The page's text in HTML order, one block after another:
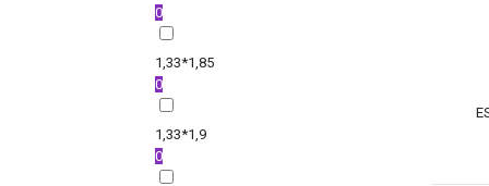
0
1,33*1,85
0
1,33*1,9
0